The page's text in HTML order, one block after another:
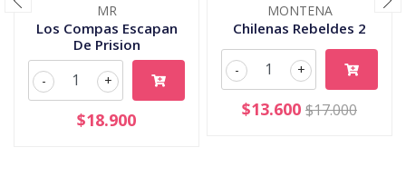
MR
Los Compas Escapan
De Prision
+
-
$18.900
MONTENA
Chilenas Rebeldes 2
+
-
$13.600 $17.000